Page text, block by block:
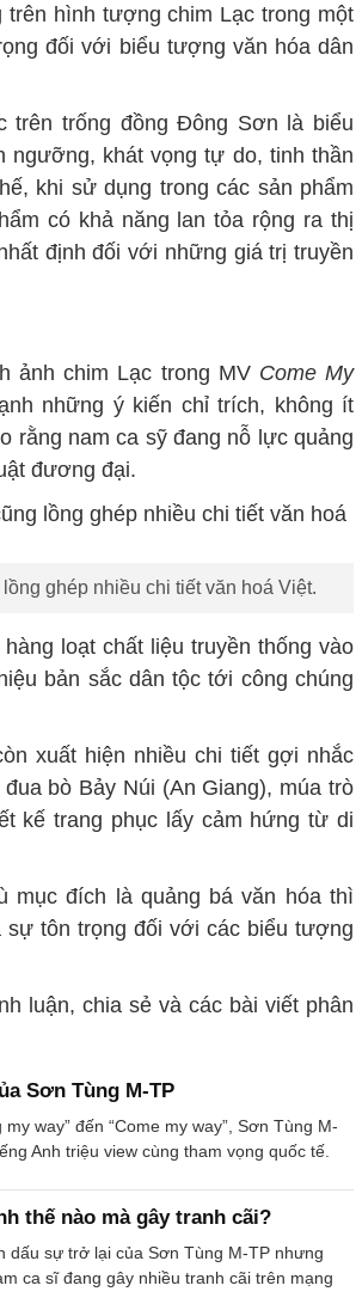
hình tượng chim Lạc trong một
đối với biểu tượng văn hóa dân
trên trống đồng Đông Sơn là biểu
khát vọng tự do, tinh thần
khi sử dụng trong các sản phẩm
có khả năng lan tỏa rộng ra thị
định đối với những giá trị truyền
ảnh chim Lạc trong MV Come My
những ý kiến chỉ trích, không ít
rằng nam ca sỹ đang nỗ lực quảng
đương đại.
ghép nhiều chi tiết văn hoá Việt.
loạt chất liệu truyền thống vào
bản sắc dân tộc tới công chúng
xuất hiện nhiều chi tiết gợi nhắc
bò Bảy Núi (An Giang), múa trò
kế trang phục lấy cảm hứng từ di
mục đích là quảng bá văn hóa thì
tôn trọng đối với các biểu tượng
luận, chia sẻ và các bài viết phân
Sơn Tùng M-TP
my way” đến “Come my way”, Sơn Tùng M-
Anh triệu view cùng tham vọng quốc tế.
thế nào mà gây tranh cãi?
dấu sự trở lại của Sơn Tùng M-TP nhưng
ca sĩ đang gây nhiều tranh cãi trên mạng